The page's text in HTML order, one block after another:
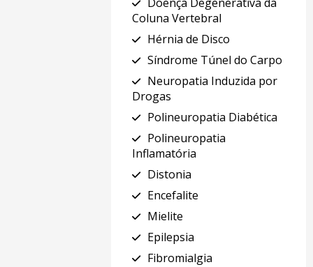
Coluna Vertebral
Hérnia de Disco
Síndrome Túnel do Carpo
Neuropatia Induzida por
Drogas
Polineuropatia Diabética
Polineuropatia
Inflamatória
Distonia
Encefalite
Mielite
Epilepsia
Fibromialgia